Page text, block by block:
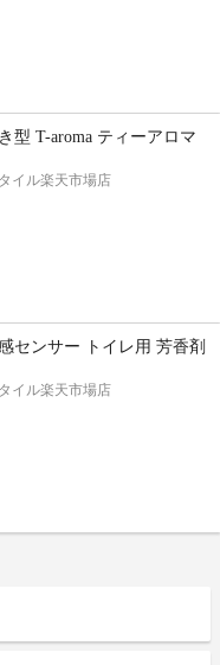
型 T-aroma ティーアロマ
イル楽天市場店
センサー トイレ用 芳香剤
イル楽天市場店